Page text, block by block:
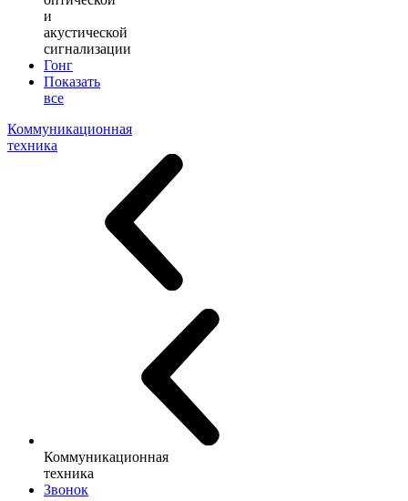
и
акустической
сигнализации
Гонг
Показать
все
Коммуникационная
техника
Коммуникационная
техника
Звонок